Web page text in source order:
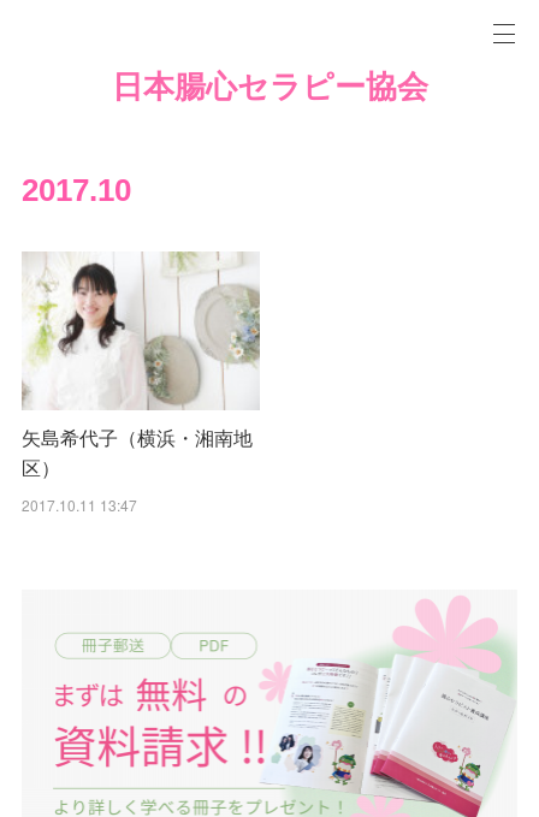
日本腸心セラピー協会
2017.10
矢島希代子（横浜・湘南地
区）
2017.10.11 13:47